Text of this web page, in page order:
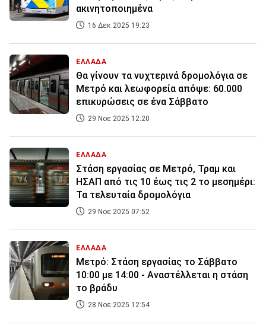
ακινητοποιημένα
16 Δεκ 2025 19:23
ΕΛΛΑΔΑ
Θα γίνουν τα νυχτερινά δρομολόγια σε
Μετρό και λεωφορεία απόψε: 60.000
επικυρώσεις σε ένα Σάββατο
29 Νοε 2025 12:20
ΕΛΛΑΔΑ
Στάση εργασίας σε Μετρό, Τραμ και
ΗΣΑΠ από τις 10 έως τις 2 το μεσημέρι:
Τα τελευταία δρομολόγια
29 Νοε 2025 07:52
ΕΛΛΑΔΑ
Μετρό: Στάση εργασίας το Σάββατο
10:00 με 14:00 - Αναστέλλεται η στάση
το βράδυ
28 Νοε 2025 12:54